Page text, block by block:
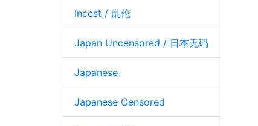
Incest / 乱伦
Japan Uncensored / 日本无码
Japanese
Japanese Censored